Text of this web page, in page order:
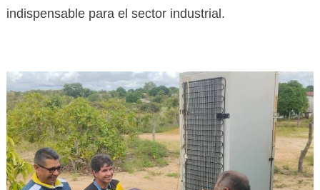
indispensable para el sector industrial.